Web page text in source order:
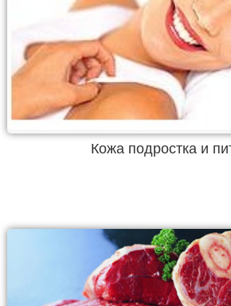
Кожа подростка и